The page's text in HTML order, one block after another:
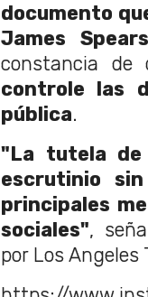
documento
James Spears
constancia de
controle las
pública.
"La tutela
escrutinio
principales
sociales",
por Los Angeles